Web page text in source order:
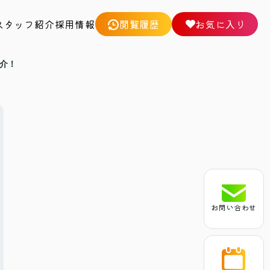
タッフ紹介採用情報 閲覧履歴 お気に入り
お問い合わせ
！